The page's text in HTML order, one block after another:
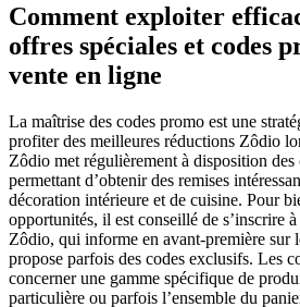
Comment exploiter
offres spéciales et codes
vente en ligne
La maîtrise des codes promo est une
profiter des meilleures réductions Zôdio
Zôdio met régulièrement à disposition
permettant d’obtenir des remises
décoration intérieure et de cuisine. Pour
opportunités, il est conseillé de s’inscrire
Zôdio, qui informe en avant-première sur
propose parfois des codes exclusifs. Les
concerner une gamme spécifique de
particulière ou parfois l’ensemble du